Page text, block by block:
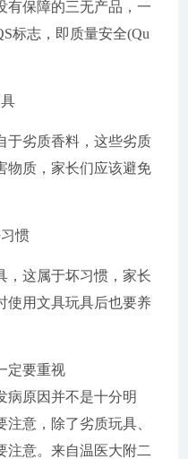
有保障的三无产品，一
标志，即质量安全(Qu
于劣质香料，这些劣质
物质，家长们应该避免
惯
，这属于坏习惯，家长
使用文具玩具后也要养
定要重视
病原因并不是十分明
意，除了劣质玩具、
注意。来自温医大附二